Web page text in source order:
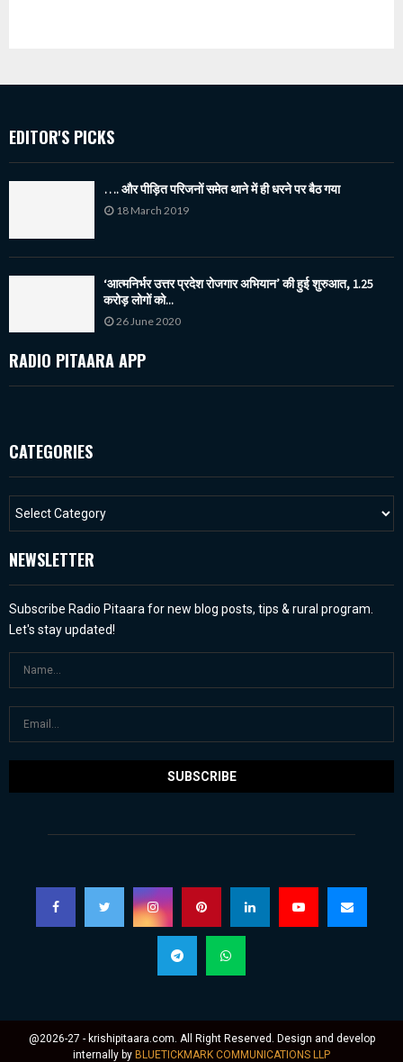
EDITOR'S PICKS
…. और पीड़ित परिजनों समेत थाने में ही धरने पर बैठ गया
18 March 2019
‘आत्मनिर्भर उत्तर प्रदेश रोजगार अभियान’ की हुई शुरुआत, 1.25
करोड़ लोगों को...
26 June 2020
RADIO PITAARA APP
CATEGORIES
NEWSLETTER
Subscribe Radio Pitaara for new blog posts, tips & rural program.
Let's stay updated!
@2026-27 - krishipitaara.com. All Right Reserved. Design and develop
internally by BLUETICKMARK COMMUNICATIONS LLP